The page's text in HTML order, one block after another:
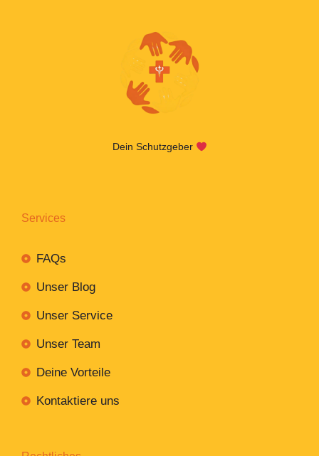
Dein Schutzgeber
Services
FAQs
Unser Blog
Unser Service
Unser Team
Deine Vorteile
Kontaktiere uns